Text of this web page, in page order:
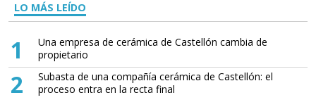
LO MÁS LEÍDO
1
Una empresa de cerámica de Castellón cambia de
propietario
2
Subasta de una compañía cerámica de Castellón: el
proceso entra en la recta final